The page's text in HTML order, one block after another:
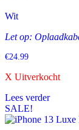
Wit
Let op:
€24.99
X Uitverkocht
Lees verder
SALE!